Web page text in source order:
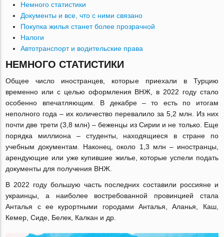
Немного статистики
Документы и все, что с ними связано
Покупка жилья станет более прозрачной
Налоги
Автотранспорт и водительские права
НЕМНОГО СТАТИСТИКИ
Общее число иностранцев, которые приехали в Турцию
временно или с целью оформления ВНЖ, в 2022 году стало
особенно впечатляющим. В декабре – то есть по итогам
неполного года – их количество перевалило за 5,2 млн. Из них
почти две трети (3,8 млн) – беженцы из Сирии и не только. Еще
порядка миллиона – студенты, находящиеся в стране по
учебным документам. Наконец, около 1,3 млн – иностранцы,
арендующие или уже купившие жилье, которые успели подать
документы для получения ВНЖ.
В 2022 году большую часть последних составили россияне и
украинцы, а наиболее востребованной провинцией стала
Анталья с ее курортными городами Анталья, Аланья, Каш,
Кемер, Сиде, Белек, Калкан и др.